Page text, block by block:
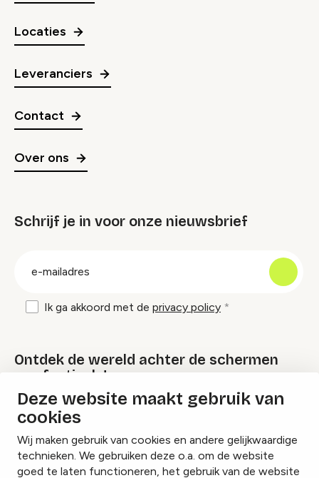
Deze website maakt gebruik van
cookies
Wij maken gebruik van cookies en andere gelijkwaardige
technieken. We gebruiken deze o.a. om de website
goed te laten functioneren, het gebruik van de website
Locaties
Leveranciers
Contact
Over ons
Schrijf je in voor onze nieuwsbrief
Ik ga akkoord met de privacy policy
Ontdek de wereld achter de schermen
van festivals!
Lees onze Festival Specials